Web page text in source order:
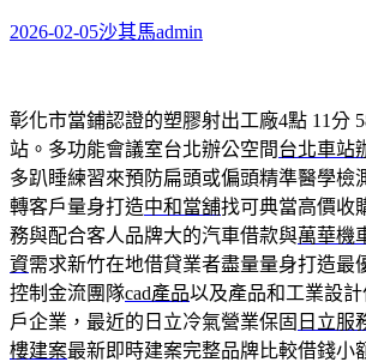
字:
2026-02-05沙其馬admin
彰化市當鋪認證的塑膠射出工廠4點 11分
站。多功能會議室台北辦公空間台北車站
多趴睡練習來預防扁頭或偏頭精準醫學檢
轉客戶量身打造中和當舖找可典當高價收
務與配合客人品牌大的汽車借款與萬華機
資需求新竹在地借貸業者盡量量身打造最
控制金流團隊cad產品以及產品和工業設
戶企業，最近的日立冷氣營業保固 日立服
樓建案最新即時建案完整品牌比較借錢小